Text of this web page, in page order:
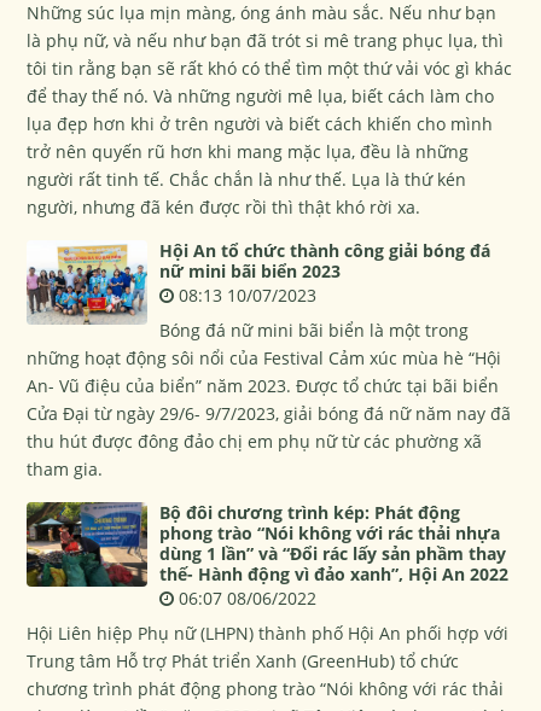
Những súc lụa mịn màng, óng ánh màu sắc. Nếu như bạn
là phụ nữ, và nếu như bạn đã trót si mê trang phục lụa, thì
tôi tin rằng bạn sẽ rất khó có thể tìm một thứ vải vóc gì khác
để thay thế nó. Và những người mê lụa, biết cách làm cho
lụa đẹp hơn khi ở trên người và biết cách khiến cho mình
trở nên quyến rũ hơn khi mang mặc lụa, đều là những
người rất tinh tế. Chắc chắn là như thế. Lụa là thứ kén
người, nhưng đã kén được rồi thì thật khó rời xa.
Hội An tổ chức thành công giải bóng đá
nữ mini bãi biển 2023
08:13 10/07/2023
Bóng đá nữ mini bãi biển là một trong
những hoạt động sôi nổi của Festival Cảm xúc mùa hè “Hội
An- Vũ điệu của biển” năm 2023. Được tổ chức tại bãi biển
Cửa Đại từ ngày 29/6- 9/7/2023, giải bóng đá nữ năm nay đã
thu hút được đông đảo chị em phụ nữ từ các phường xã
tham gia.
Bộ đôi chương trình kép: Phát động
phong trào “Nói không với rác thải nhựa
dùng 1 lần” và “Đổi rác lấy sản phầm thay
thế- Hành động vì đảo xanh”, Hội An 2022
06:07 08/06/2022
Hội Liên hiệp Phụ nữ (LHPN) thành phố Hội An phối hợp với
Trung tâm Hỗ trợ Phát triển Xanh (GreenHub) tổ chức
chương trình phát động phong trào “Nói không với rác thải